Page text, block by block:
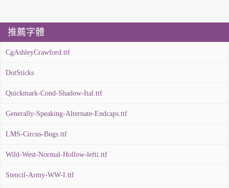
推薦字體
CgAshleyCrawford.ttf
DotSticks
Quickmark-Cond-Shadow-Ital.ttf
Generally-Speaking-Alternate-Endcaps.ttf
LMS-Circus-Bugs.ttf
Wild-West-Normal-Hollow-lefti.ttf
Stencil-Army-WW-I.ttf